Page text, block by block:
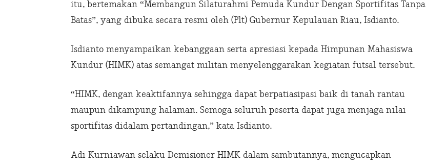
itu, bertemakan “Membangun Silaturahmi Pemuda Kundur Dengan Sportifitas Tanpa
Batas”, yang dibuka secara resmi oleh (Plt) Gubernur Kepulauan Riau, Isdianto.
Isdianto menyampaikan kebanggaan serta apresiasi kepada Himpunan Mahasiswa
Kundur (HIMK) atas semangat militan menyelenggarakan kegiatan futsal tersebut.
“HIMK, dengan keaktifannya sehingga dapat berpatiasipasi baik di tanah rantau
maupun dikampung halaman. Semoga seluruh peserta dapat juga menjaga nilai
sportifitas didalam pertandingan,” kata Isdianto.
Adi Kurniawan selaku Demisioner HIMK dalam sambutannya, mengucapkan